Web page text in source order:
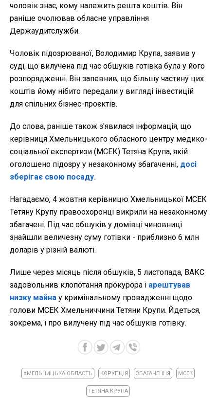
чоловік знає, кому належить решта коштів. Він
раніше очолював обласне управління
Держаудитслужби.
Чоловік підозрюваної, Володимир Крупа, заявив у
суді, що вилучена під час обшуків готівка була у його
розпорядженні. Він запевнив, що більшу частину цих
коштів йому нібито передали у вигляді інвестицій
для спільних бізнес-проєктів.
До слова, раніше також з'явилася інформація, що
керівниця Хмельницького обласного центру медико-
соціальної експертизи (МСЕК) Тетяна Крупа, якій
оголошено підозру у незаконному збагаченні, досі
зберігає свою посаду.
Нагадаємо, 4 жовтня керівницю Хмельницької МСЕК
Тетяну Крупу правоохоронці викрили на незаконному
збагачені. Під час обшуків у домівці чиновниці
знайшли величезну суму готівки - приблизно 6 млн
доларів у різній валюті.
Лише через місяць після обшуків, 5 листопада, ВАКС
задовольнив клопотання прокурора і арештував
низку майна у кримінальному провадженні щодо
голови МСЕК Хмельниччини Тетяни Крупи. Йдеться,
зокрема, і про вилучену під час обшуків готівку.
ХМЕЛЬНИЦЬКА ОБЛАСТЬ КОРУПЦІЯ ЗБАГАЧЕННЯ МСЕК
ТЕТЯНА КРУПА